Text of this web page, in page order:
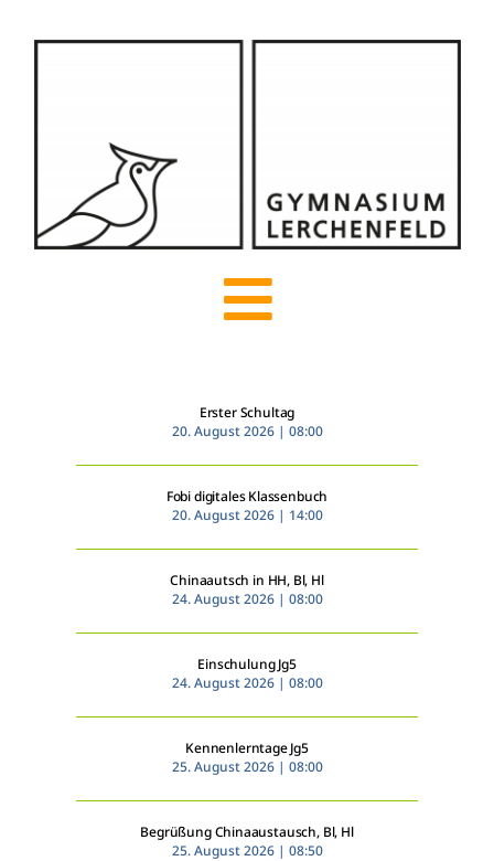
Inhalt
Toggle
Navigation
Über uns
Besonderheiten
Service
Erster Schultag
20. August 2026 | 08:00
Fobi digitales Klassenbuch
20. August 2026 | 14:00
Chinaautsch in HH, Bl, Hl
24. August 2026 | 08:00
Einschulung Jg5
24. August 2026 | 08:00
Kennenlerntage Jg5
25. August 2026 | 08:00
Begrüßung Chinaaustausch, Bl, Hl
25. August 2026 | 08:50